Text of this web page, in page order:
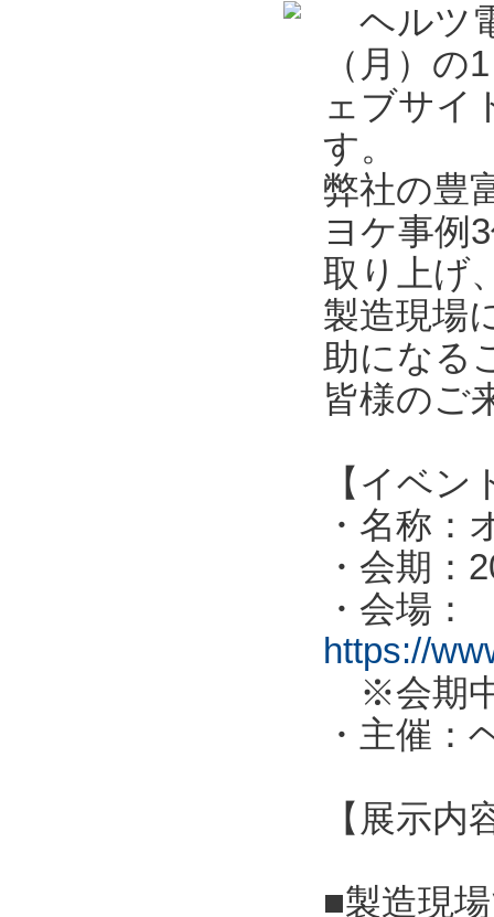
ヘルツ
（月）
ェブサイ
す。
弊社の豊
ヨケ事例
取り上げ
製造現場
助になる
皆様のご
【イベン
・名称
・会期：
・会場：
https://
※会期中
・主催：
【展示内
■製造現